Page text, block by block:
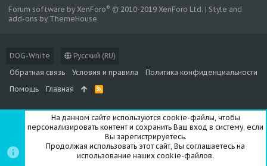
DOG-White
Русский (RU)
Обратная связь
Условия и правила
Политика конфиденциальности
Помощь
Главная
R
S
Forum software by XenForo® © 2010-2019 XenForo Ltd. | Style and
add-ons by ThemeHouse
На данном сайте используются cookie-файлы, чтобы
персонализировать контент и сохранить Ваш вход в систему, если
Вы зарегистрируетесь.
Продолжая использовать этот сайт, Вы соглашаетесь на
использование наших cookie-файлов.